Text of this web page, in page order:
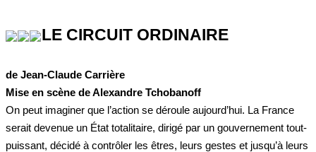
LE CIRCUIT ORDINAIRE
de Jean-Claude Carrière
Mise en scène de Alexandre Tchobanoff
On peut imaginer que l’action se déroule aujourd’hui. La France
serait devenue un État totalitaire, dirigé par un gouvernement tout-
puissant, décidé à contrôler les êtres, leurs gestes et jusqu’à leurs